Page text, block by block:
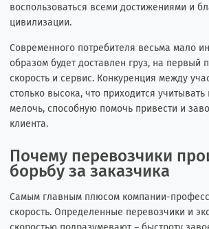
воспользоваться всеми достижениями и
цивилизации.
Современного потребителя весьма мало
образом будет доставлен груз, на первый
скорость и сервис. Конкуренция между
столько высока, что приходится
мелочь, способную помочь привести и
клиента.
Почему перевозчики
борьбу за заказчика
Самым главным плюсом компании-
скорость. Определенные перевозчики и